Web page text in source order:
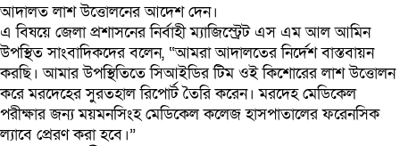
আদালত লাশ উত্তোলনের আদেশ দেন।
এ বিষয়ে জেলা প্রশাসনের নির্বাহী ম্যাজিস্ট্রেট এস এম আল আমিন
উপস্থিত সাংবাদিকদের বলেন, “আমরা আদালতের নির্দেশ বাস্তবায়ন
করছি। আমার উপস্থিতিতে সিআইডির টিম ওই কিশোরের লাশ উত্তোলন
করে মরদেহের সুরতহাল রিপোর্ট তৈরি করেন। মরদেহ মেডিকেল
পরীক্ষার জন্য ময়মনসিংহ মেডিকেল কলেজ হাসপাতালের ফরেনসিক
ল্যাবে প্রেরণ করা হবে।”